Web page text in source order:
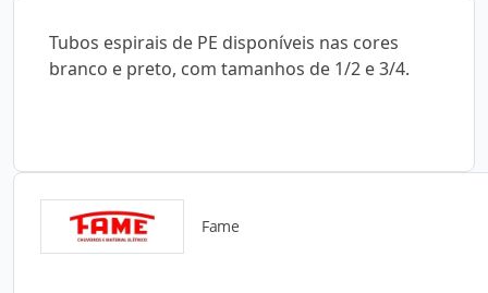
Tubos espirais de PE disponíveis nas cores
branco e preto, com tamanhos de 1/2 e 3/4.
Fame
Catálogos para Download